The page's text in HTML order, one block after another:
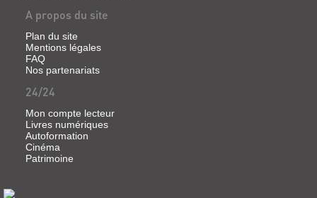
INSTRUCTIONS
SUR
LES
SACREMENTS
ET
SUR
LA
MESSE
DE...
BLOIS,
UN
DIOCÈSE,
UNE
HISTOIRE
HISTOIRE
DES
CHR...
A propos du site
Plan du site
Mentions légales
FAQ
Nos partenariats
24/24
Mon compte lecteur
Livres numériques
Autoformation
Cinéma
Patrimoine